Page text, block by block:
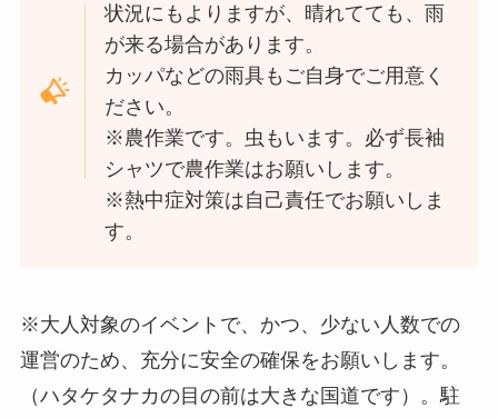
状況にもよりますが、晴れてても、雨
が来る場合があります。
カッパなどの雨具もご自身でご用意く
ださい。
※農作業です。虫もいます。必ず長袖
シャツで農作業はお願いします。
※熱中症対策は自己責任でお願いしま
す。
※大人対象のイベントで、かつ、少ない人数での
運営のため、充分に安全の確保をお願いします。
（ハタケタナカの目の前は大きな国道です）。駐